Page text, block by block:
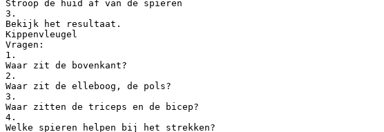
Stroop de huid af van de spieren
3.
Bekijk het resultaat.
Kippenvleugel
Vragen:
1.
Waar zit de bovenkant?
2.
Waar zit de elleboog, de pols?
3.
Waar zitten de triceps en de bicep?
4.
Welke spieren helpen bij het strekken?